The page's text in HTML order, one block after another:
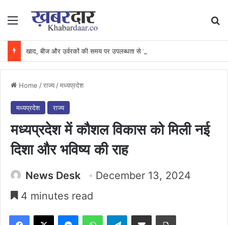
Menu
Home /राज्य /मध्यप्रदेश
मध्यप्रदेश राज्य
मध्यप्रदेश में कौशल विकास को मिली नई
दिशा और भविष्य की राह
News Desk
December 13, 2024
4 minutes read
Facebook
X MessengerWhatsAppTelegramShare via Email Print